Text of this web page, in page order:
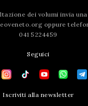
dei volumi invia
oppure
041 5224459
Seguici
Iscriviti alla newsletter